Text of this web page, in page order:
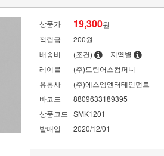
상품가 19,300원
적립금
200원
배송비
(조건)
지역별
레이블
(주)드림어스컴퍼니
유통사
(주)에스엠엔터테인먼트
바코드
8809633189395
상품코드
SMK1201
발매일
2020/12/01